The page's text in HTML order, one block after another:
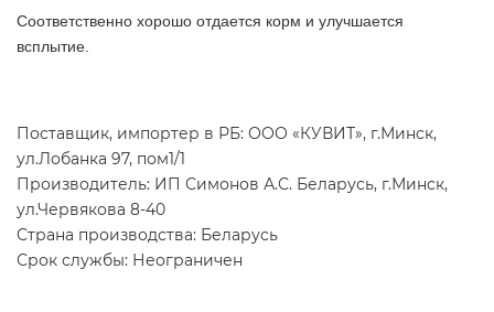
Соответственно хорошо отдается корм и улучшается
всплытие.
Поставщик, импортер в РБ: ООО «КУВИТ», г.Минск,
ул.Лобанка 97, пом1/1
Производитель: ИП Симонов А.С. Беларусь, г.Минск,
ул.Червякова 8-40
Страна производства: Беларусь
Срок службы: Неограничен